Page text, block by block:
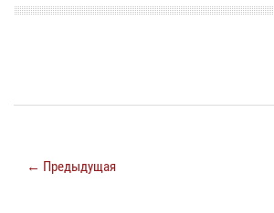
← Предыдущая